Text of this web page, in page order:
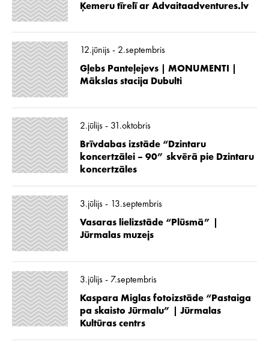
Ķemeru tīrelī ar Advaitaadventures.lv
12.jūnijs - 2.septembris
Gļebs Panteļejevs | MONUMENTI |
Mākslas stacija Dubulti
2.jūlijs - 31.oktobris
Brīvdabas izstāde “Dzintaru
koncertzālei – 90” skvērā pie Dzintaru
koncertzāles
3.jūlijs - 13.septembris
Vasaras lielizstāde “Plūsmā” |
Jūrmalas muzejs
3.jūlijs - 7.septembris
Kaspara Miglas fotoizstāde “Pastaiga
pa skaisto Jūrmalu” | Jūrmalas
Kultūras centrs